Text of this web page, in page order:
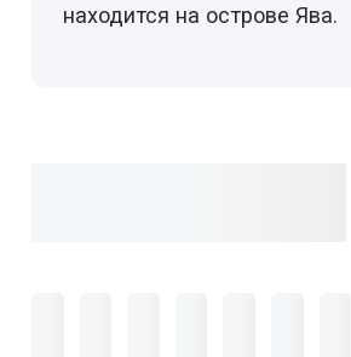
находится на острове Ява.